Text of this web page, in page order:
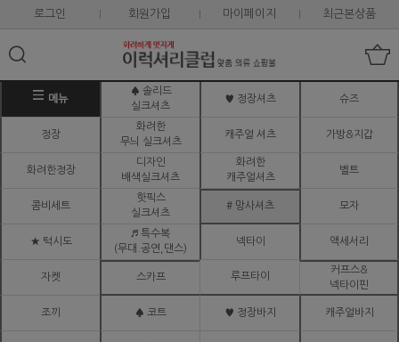
로그인 회원가입 마이페이지 최근본상품
메뉴
♠ 솔리드
실크셔츠
♥ 정장셔츠 슈즈
정장
화려한
무늬 실크셔츠
캐주얼 셔츠 가방&지갑
화려한정장
디자인
배색실크셔츠
화려한
캐주얼셔츠
벨트
콤비세트
핫픽스
실크셔츠
# 망사셔츠 모자
★ 턱시도
♬ 특수복
(무대.공연,댄스)
넥타이 액세서리
자켓 스카프 루프타이
커프스&
넥타이핀
조끼 ♠ 코트 ♥ 정장바지 캐주얼바지